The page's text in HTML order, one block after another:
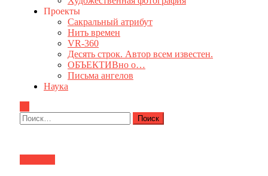
Проекты
Сакральный атрибут
Нить времен
VR-360
Десять строк. Автор всем известен.
ОБЪЕКТИВно о…
Письма ангелов
Наука
Найти: